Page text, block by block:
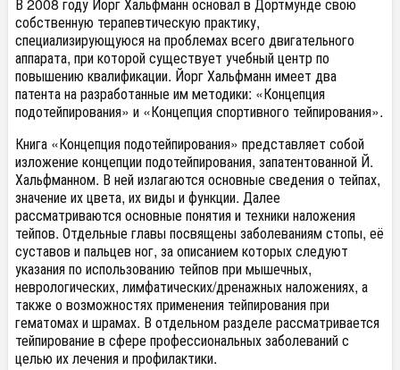
В 2008 году Йорг Хальфманн основал в Дортмунде свою
собственную терапевтическую практику,
специализирующуюся на проблемах всего двигательного
аппарата, при которой существует учебный центр по
повышению квалификации. Йорг Хальфманн имеет два
патента на разработанные им методики: «Концепция
подотейпирования» и «Концепция спортивного тейпирования».
Книга «Концепция подотейпирования» представляет собой
изложение концепции подотейпирования, запатентованной Й.
Хальфманном. В ней излагаются основные сведения о тейпах,
значение их цвета, их виды и функции. Далее
рассматриваются основные понятия и техники наложения
тейпов. Отдельные главы посвящены заболеваниям стопы, её
суставов и пальцев ног, за описанием которых следуют
указания по использованию тейпов при мышечных,
неврологических, лимфатических/дренажных наложениях, а
также о возможностях применения тейпирования при
гематомах и шрамах. В отдельном разделе рассматривается
тейпирование в сфере профессиональных заболеваний с
целью их лечения и профилактики.